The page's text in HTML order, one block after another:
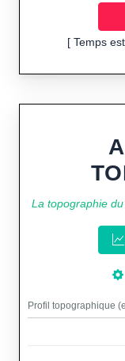
[ Temps
La topographie
Profil topographique